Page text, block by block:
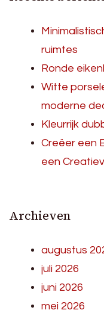
ruimtes
Ronde
Witte
moderne
Kleurrijk
Creëer een
een
Archieven
augustus
juli 2026
juni 2026
mei 2026